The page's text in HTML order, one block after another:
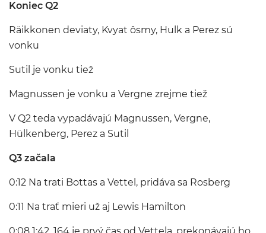
Koniec Q2
Räikkonen deviaty, Kvyat ôsmy, Hulk a Perez sú
vonku
Sutil je vonku tiež
Magnussen je vonku a Vergne zrejme tiež
V Q2 teda vypadávajú Magnussen, Vergne,
Hülkenberg, Perez a Sutil
Q3 začala
0:12 Na trati Bottas a Vettel, pridáva sa Rosberg
0:11 Na trať mieri už aj Lewis Hamilton